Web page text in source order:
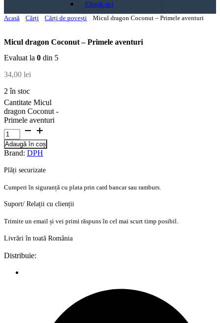
Ebook-uri
Acasă
Cărți Cărți de povești Micul dragon Coconut – Primele aventuri
Micul dragon Coconut – Primele aventuri
Evaluat la 0 din 5
34,00 lei
2 în stoc
Cantitate Micul
dragon Coconut -
Primele aventuri
Adaugă în coș
Brand: DPH
Plăți securizate
Cumperi în siguranță cu plata prin card bancar sau ramburs.
Suport/ Relații cu clienții
Trimite un email și vei primi răspuns în cel mai scurt timp posibil.
Livrări în toată România
Distribuie: